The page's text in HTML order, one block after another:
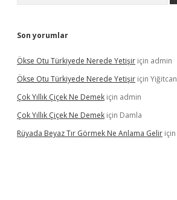
Son yorumlar
Ökse Otu Türkiyede Nerede Yetişir için admin
Ökse Otu Türkiyede Nerede Yetişir için Yiğitcan
Çok Yıllık Çiçek Ne Demek için admin
Çok Yıllık Çiçek Ne Demek için Damla
Rüyada Beyaz Tır Görmek Ne Anlama Gelir için